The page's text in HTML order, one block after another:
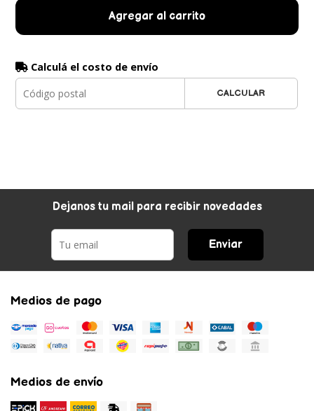
Agregar al carrito
Calculá el costo de envío
CALCULAR
Dejanos tu mail para recibir novedades
Enviar
Medios de pago
Medios de envío